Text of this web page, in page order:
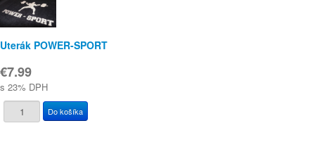
Uterák POWER-SPORT
€7.99
s 23% DPH